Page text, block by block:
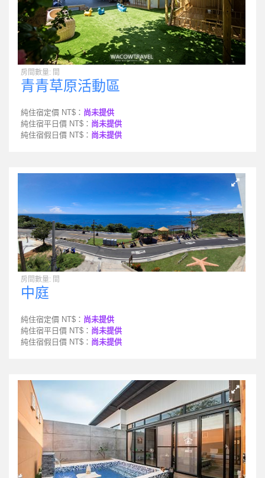
房間數量: 間
青青草原活動區
純住宿定價 NT$： 尚未提供
純住宿平日價 NT$： 尚未提供
純住宿假日價 NT$： 尚未提供
房間數量: 間
中庭
純住宿定價 NT$： 尚未提供
純住宿平日價 NT$： 尚未提供
純住宿假日價 NT$： 尚未提供